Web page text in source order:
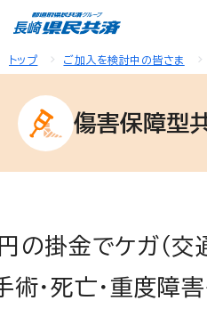
トップ ご加入を検討中の皆さま
傷害保障型
掛金でケガ（交
術・死亡・重度障